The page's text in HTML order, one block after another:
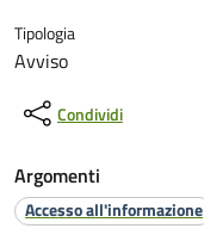
Tipologia
Avviso
Condividi
Argomenti
Accesso all'informazione